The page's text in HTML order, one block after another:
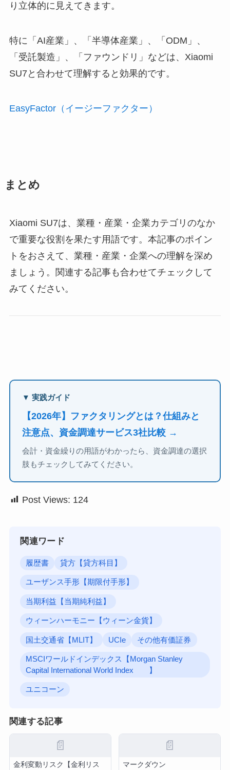
り立体的に見えてきます。
特に「AI産業」、「半導体産業」、「ODM」、
「受託製造」、「ファウンドリ」などは、Xiaomi
SU7と合わせて理解すると効果的です。
EasyFactor（イージーファクター）
まとめ
Xiaomi SU7は、業種・産業・企業カテゴリのなか
で重要な役割を果たす用語です。本記事のポイン
トをおさえて、業種・産業・企業への理解を深め
ましょう。関連する記事も合わせてチェックして
みてください。
▼ 実践ガイド
【2026年】ファクタリングとは？仕組みと
注意点、資金調達サービス3社比較 →
会計・資金繰りの用語がわかったら、資金調達の選択
肢もチェックしてみてください。
Post Views: 124
関連ワード
履歴書 貸方【貸方科目】
ユーザンス手形【期限付手形】
当期利益【当期純利益】
ウィーンハーモニー【ウィーン金貨】
国土交通省【MLIT】 UCIe その他有価証券
MSCIワールドインデックス【Morgan Stanley
Capital International World Index 】
ユニコーン
関連する記事
📄
金利変動リスク【金利リス
📄
マークダウン